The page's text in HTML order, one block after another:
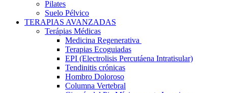
Pilates
Suelo Pélvico
TERAPIAS AVANZADAS
Terápias Médicas
Medicina Regenerativa
Terapias Ecoguiadas
EPI (Electrolisis Percutáena Intratisular)
Tendinitis crónicas
Hombro Doloroso
Columna Vertebral